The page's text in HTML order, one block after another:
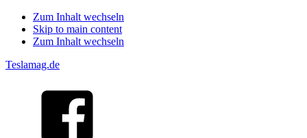
Zum Inhalt wechseln
Skip to main content
Zum Inhalt wechseln
Teslamag.de